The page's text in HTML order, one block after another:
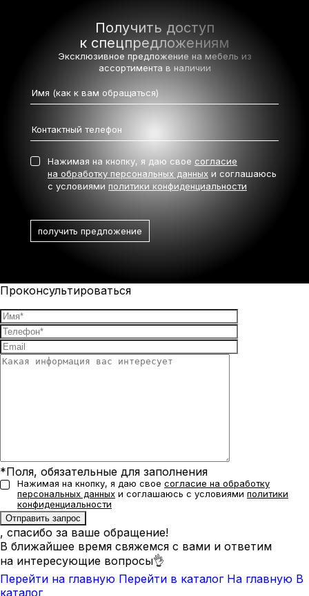
Получить доступ
к спецпредложениям
Эксклюзивное предложение на мебель из
ассортимента в наличии
Нажимая на кнопку, я даю свое согласие
на обработку персональных данных и соглашаюсь
с условиями политики конфиденциальности
Проконсультироваться
*Поля, обязательные для заполнения
Нажимая на кнопку, я даю свое согласие на обработку
персональных данных и соглашаюсь с условиями политики
конфиденциальности
, спасибо за ваше обращение!
В ближайшее время свяжемся с вами и ответим
на интересующие вопросы👌
Перейти на главную Перейти в каталог На главную В
каталог